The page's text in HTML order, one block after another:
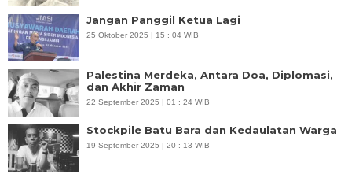
Jangan Panggil Ketua Lagi
25 Oktober 2025 | 15 : 04 WIB
Palestina Merdeka, Antara Doa, Diplomasi,
dan Akhir Zaman
22 September 2025 | 01 : 24 WIB
Stockpile Batu Bara dan Kedaulatan Warga
19 September 2025 | 20 : 13 WIB